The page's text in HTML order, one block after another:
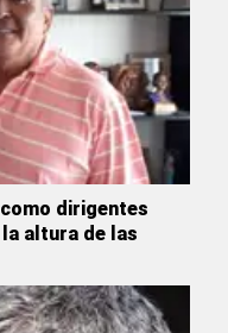
dirigentes
altura de las